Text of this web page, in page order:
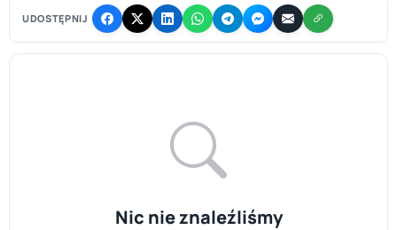
UDOSTĘPNIJ
Nic nie znaleźliśmy